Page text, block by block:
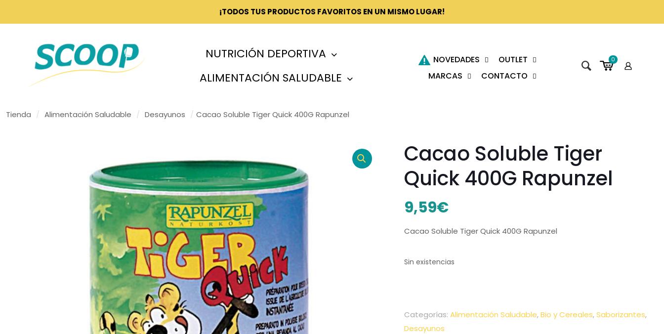
¡TODOS TUS PRODUCTOS FAVORITOS EN UN MISMO LUGAR!
NUTRICIÓN DEPORTIVA
ALIMENTACIÓN SALUDABLE
NOVEDADES
OUTLET
MARCAS
CONTACTO
0
Tienda / Alimentación Saludable / Desayunos / Cacao Soluble Tiger Quick 400G Rapunzel
Cacao Soluble Tiger
Quick 400G Rapunzel
9,59€
Cacao Soluble Tiger Quick 400G Rapunzel
Sin existencias
Categorías:Alimentación Saludable,Bio y Cereales,Saborizantes,
Desayunos